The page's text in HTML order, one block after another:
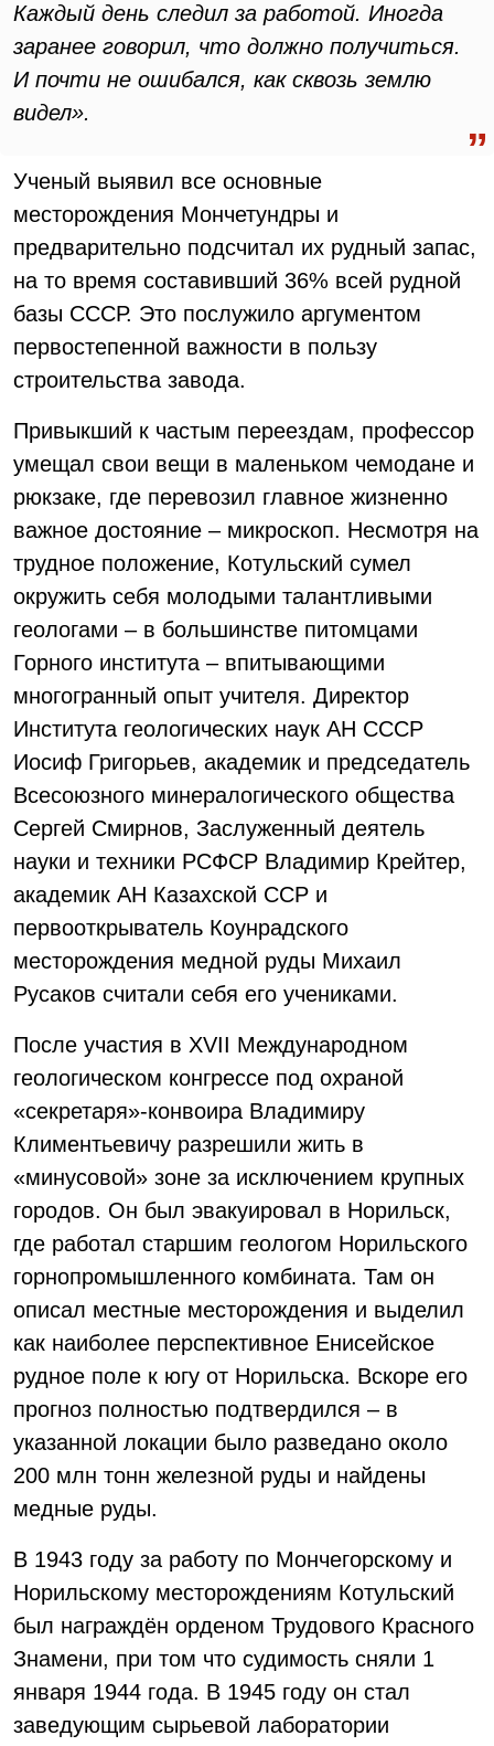
Каждый день следил за работой. Иногда
заранее говорил, что должно получиться.
И почти не ошибался, как сквозь землю
видел».
Ученый выявил все основные
месторождения Мончетундры и
предварительно подсчитал их рудный запас,
на то время составивший 36% всей рудной
базы СССР. Это послужило аргументом
первостепенной важности в пользу
строительства завода.
Привыкший к частым переездам, профессор
умещал свои вещи в маленьком чемодане и
рюкзаке, где перевозил главное жизненно
важное достояние – микроcкоп. Несмотря на
трудное положение, Котульский сумел
окружить себя молодыми талантливыми
геологами – в большинстве питомцами
Горного института – впитывающими
многогранный опыт учителя. Директор
Института геологических наук АН СССР
Иосиф Григорьев, академик и председатель
Всесоюзного минералогического общества
Сергей Смирнов, Заслуженный деятель
науки и техники РСФСР Владимир Крейтер,
академик АН Казахской ССР и
первооткрыватель Коунрадского
месторождения медной руды Михаил
Русаков считали себя его учениками.
После участия в XVII Международном
геологическом конгрессе под охраной
«секретаря»-конвоира Владимиру
Климентьевичу разрешили жить в
«минусовой» зоне за исключением крупных
городов. Он был эвакуировал в Норильск,
где работал старшим геологом Норильского
горнопромышленного комбината. Там он
описал местные месторождения и выделил
как наиболее перспективное Енисейское
рудное поле к югу от Норильска. Вскоре его
прогноз полностью подтвердился – в
указанной локации было разведано около
200 млн тонн железной руды и найдены
медные руды.
В 1943 году за работу по Мончегорскому и
Норильскому месторождениям Котульский
был награждён орденом Трудового Красного
Знамени, при том что судимость сняли 1
января 1944 года. В 1945 году он стал
заведующим сырьевой лаборатории